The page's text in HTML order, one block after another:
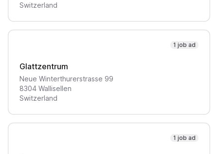
Switzerland
1 job ad
Glattzentrum
Neue Winterthurerstrasse 99
8304 Wallisellen
Switzerland
1 job ad